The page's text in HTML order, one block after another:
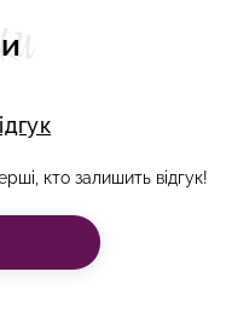
кто залишить відгук!